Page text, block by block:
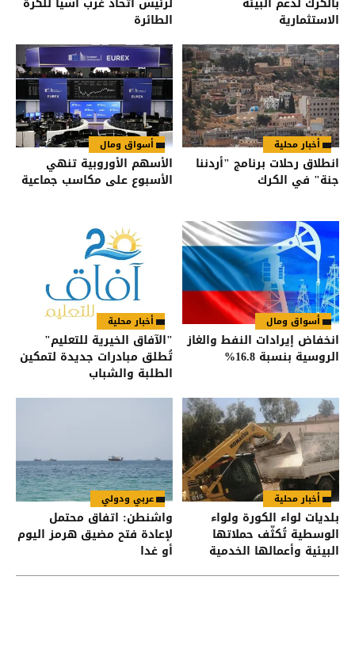
الاستثمارية الطائرة
أخبار محلية
انطلاق رحلات برنامج "أردننا
جنة" في الكرك
أسواق ومال
الأسهم الأوروبية تنهي
الأسبوع على مكاسب جماعية
أسواق ومال
انخفاض إيرادات النفط والغاز
الروسية بنسبة 16.8%
أخبار محلية
"الآفاق الخيرية للتعليم"
تُطلق مبادرات جديدة لتمكين
الطلبة والشباب
أخبار محلية
بلديات لواء الكورة ولواء
الوسطية تُكثّف حملاتها
البيئية وأعمالها الخدمية
عربي ودولي
واشنطن: اتفاق محتمل
لإعادة فتح مضيق هرمز اليوم
أو غدا